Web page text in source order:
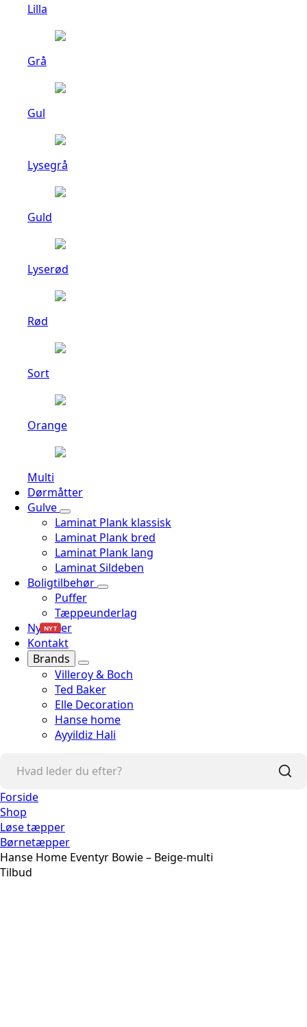
Lilla
Grå
Gul
Lysegrå
Guld
Lyserød
Rød
Sort
Orange
Multi
Dørmåtter
Gulve
Laminat Plank klassisk
Laminat Plank bred
Laminat Plank lang
Laminat Sildeben
Boligtilbehør
Puffer
Tæppeunderlag
Nyheder
NYT
Kontakt
Brands
Villeroy & Boch
Ted Baker
Elle Decoration
Hanse home
Ayyildiz Hali
Forside
Shop
Løse tæpper
Børnetæpper
Hanse Home Eventyr Bowie – Beige-multi
Tilbud